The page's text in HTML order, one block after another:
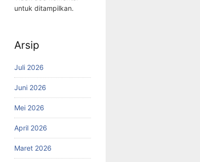
untuk ditampilkan.
Arsip
Juli 2026
Juni 2026
Mei 2026
April 2026
Maret 2026